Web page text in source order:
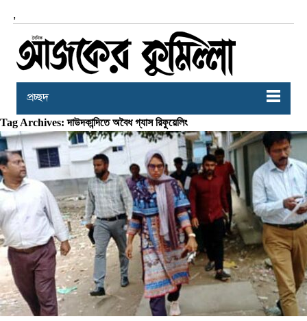
,
প্রচ্ছদ
Tag Archives: দাউদকান্দিতে অবৈধ গ্যাস রিফুয়েলিং